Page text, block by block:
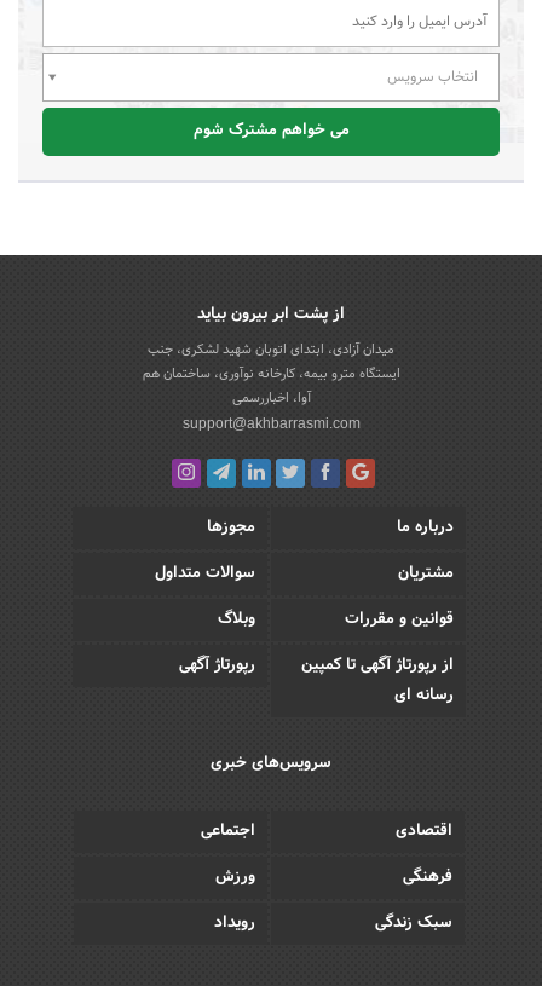
انتخاب سرویس
می خواهم مشترک شوم
از پشت ابر بیرون بیاید
میدان آزادی، ابتدای اتوبان شهید لشکری، جنب
ایستگاه مترو بیمه، کارخانه نوآوری، ساختمان هم
آوا، اخباررسمی
support@akhbarrasmi.com
درباره ما
مجوزها
مشتریان
سوالات متداول
قوانین و مقررات
وبلاگ
از رپورتاژ آگهی تا کمپین
رسانه ای
رپورتاژ آگهی
سرویس‌های خبری
اقتصادی
اجتماعی
فرهنگی
ورزش
سبک زندگی
رویداد